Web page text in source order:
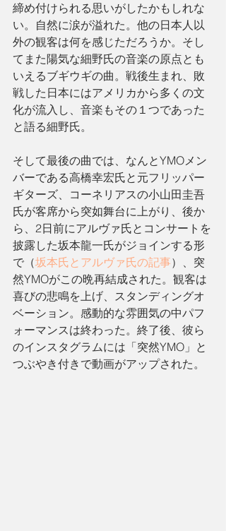
締め付けられる思いがしたかもしれな
い。自然に涙が溢れた。他の日本人以
外の観客は何を感じただろうか。そし
てまた陽気な細野氏の音楽の原点とも
いえるブギウギの曲。戦後生まれ、敗
戦した日本にはアメリカから多くの文
化が流入し、音楽もその１つであった
と語る細野氏。
そして最後の曲では、なんとYMOメン
バーである高橋幸宏氏と元フリッパー
ギターズ、コーネリアスの小山田圭吾
氏が客席から突如舞台に上がり、後か
ら、2日前にアルヴァ氏とコンサートを
披露した坂本龍一氏がジョインする形
で（坂本氏とアルヴァ氏の記事）、突
然YMOがこの晩再結成された。観客は
喜びの悲鳴を上げ、スタンディングオ
ベーション。感動的な雰囲気の中パフ
ォーマンスは終わった。終了後、彼ら
のインスタグラムには「突然YMO」と
つぶやき付きで動画がアップされた。